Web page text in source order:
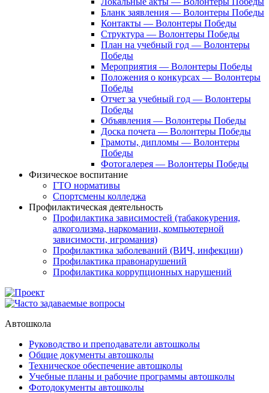
Бланк заявления — Волонтеры Победы
Контакты — Волонтеры Победы
Структура — Волонтеры Победы
План на учебный год — Волонтеры
Победы
Мероприятия — Волонтеры Победы
Положения о конкурсах — Волонтеры
Победы
Отчет за учебный год — Волонтеры
Победы
Объявления — Волонтеры Победы
Доска почета — Волонтеры Победы
Грамоты, дипломы — Волонтеры
Победы
Фотогалерея — Волонтеры Победы
Физическое воспитание
ГТО нормативы
Спортсмены колледжа
Профилактическая деятельность
Профилактика зависимостей (табакокурения,
алкоголизма, наркомании, компьютерной
зависимости, игромания)
Профилактика заболеваний (ВИЧ, инфекции)
Профилактика правонарушений
Профилактика коррупционных нарушений
Автошкола
Руководство и преподаватели автошколы
Общие документы автошколы
Техническое обеспечение автошколы
Учебные планы и рабочие программы автошколы
Фотодокументы автошколы